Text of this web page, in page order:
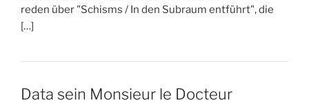
reden über "Schisms / In den Subraum entführt", die
[…]
Data sein Monsieur le Docteur